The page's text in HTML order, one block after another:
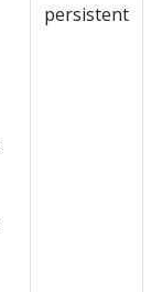
persistent